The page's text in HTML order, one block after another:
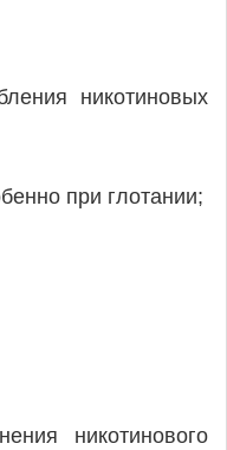
никотиновых
при глотании;
никотинового